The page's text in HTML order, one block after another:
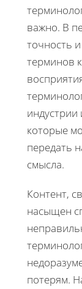
важно. В
точность
терминов
индустрии
которые
передать
смысла.
Контент,
насыщен
потерям.